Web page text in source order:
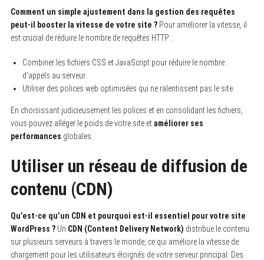
Comment un simple ajustement dans la gestion des requêtes
peut-il booster la vitesse de votre site ?Pour améliorer la vitesse, il
est crucial de réduire le nombre de requêtes HTTP :
Combiner les fichiers CSS et JavaScript pour réduire le nombre
d’appels au serveur.
Utiliser des polices web optimisées qui ne ralentissent pas le site.
En choisissant judicieusement les polices et en consolidant les fichiers,
vous pouvez alléger le poids de votre site etaméliorer ses
performances globales.
Utiliser un réseau de diffusion de
contenu (CDN)
Qu’est-ce qu’un CDN et pourquoi est-il essentiel pour votre site
WordPress ?Un CDN (Content Delivery Network) distribue le contenu
sur plusieurs serveurs à travers le monde, ce qui améliore la vitesse de
chargement pour les utilisateurs éloignés de votre serveur principal. Des